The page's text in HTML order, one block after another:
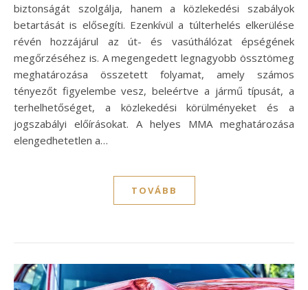
biztonságát szolgálja, hanem a közlekedési szabályok
betartását is elősegíti. Ezenkívül a túlterhelés elkerülése
révén hozzájárul az út- és vasúthálózat épségének
megőrzéséhez is. A megengedett legnagyobb össztömeg
meghatározása összetett folyamat, amely számos
tényezőt figyelembe vesz, beleértve a jármű típusát, a
terhelhetőséget, a közlekedési körülményeket és a
jogszabályi előírásokat. A helyes MMA meghatározása
elengedhetetlen a…
TOVÁBB